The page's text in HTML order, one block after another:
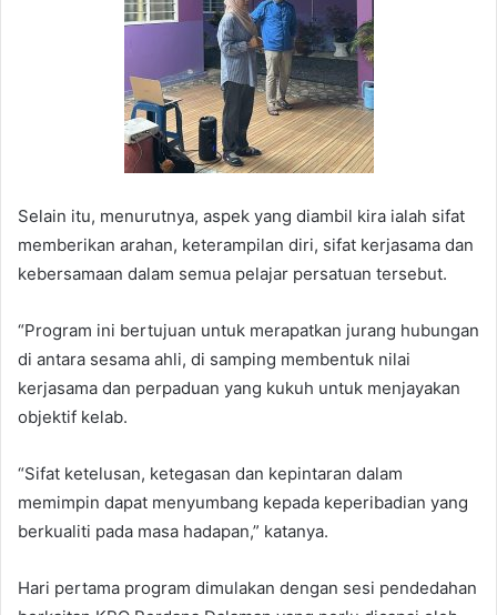
Selain itu, menurutnya, aspek yang diambil kira ialah sifat
memberikan arahan, keterampilan diri, sifat kerjasama dan
kebersamaan dalam semua pelajar persatuan tersebut.
“Program ini bertujuan untuk merapatkan jurang hubungan
di antara sesama ahli, di samping membentuk nilai
kerjasama dan perpaduan yang kukuh untuk menjayakan
objektif kelab.
“Sifat ketelusan, ketegasan dan kepintaran dalam
memimpin dapat menyumbang kepada keperibadian yang
berkualiti pada masa hadapan,” katanya.
Hari pertama program dimulakan dengan sesi pendedahan